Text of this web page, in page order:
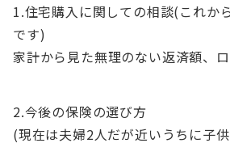
1.住宅購入に関しての相談(これか
です)
家計から見た無理のない返済額、
2.今後の保険の選び方
(現在は夫婦2人だが近いうちに子